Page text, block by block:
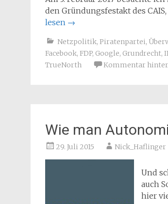
den Gründungsfestakt des CAIS,
lesen →
Netzpolitik, Piratenpartei,
Facebook, FDP, Google, Grundrecht,
TrueNorth
Kommentar
Wie man
29. Juli 2015 Nick_Haflinger
Und
auch
hier